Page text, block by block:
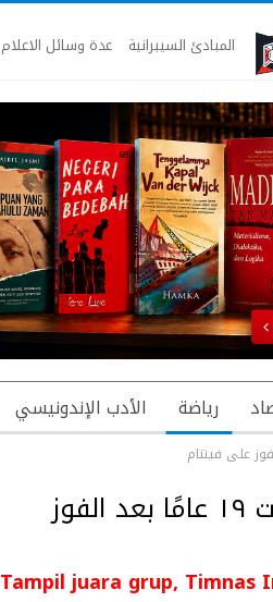
المبادئ السيبرانية عدة وسائل الاعلام
رياضة الأدب الإندونيسي
إندونيسيا تتأهل إلى نصف نهائي كأس آسيان تحت ١٩ عامًا بعد الفوز
Tampil juara grup, Timnas